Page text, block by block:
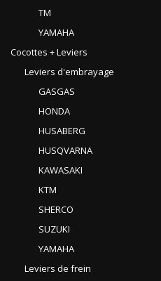
TM
YAMAHA
Cocottes + Leviers
Leviers d'embrayage
GASGAS
HONDA
HUSABERG
HUSQVARNA
KAWASAKI
KTM
SHERCO
SUZUKI
YAMAHA
Leviers de frein